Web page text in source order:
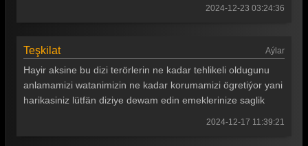
Teşkilat 17. Bölüm
Teşkilat 16. Bölüm
Teşkilat 15. Bölüm
2024-12-23 03:24:36
Teşkilat Aýlar
Hayir aksine bu dizi terörlerin ne kadar tehlikeli oldugunu
anlamamizi watanimizin ne kadar korumamizi ögretiýor yani
harikasiniz lütfän diziye dewam edin emeklerinize saglik
2024-12-17 11:39:21